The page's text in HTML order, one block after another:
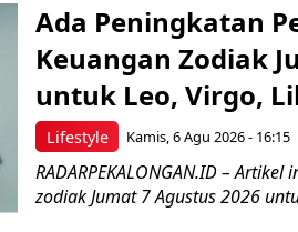
Lifestyle
Ada Peningkatan
Keuangan Zodiak
untuk Leo, Virgo,
Kamis, 6 Agu 2026 - 16:15
RADARPEKALONGAN.ID –
zodiak Jumat 7 Agustus 2026